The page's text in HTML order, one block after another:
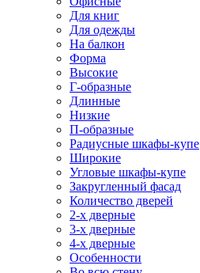
Для книг
Для одежды
На балкон
Форма
Высокие
Г-образные
Длинные
Низкие
П-образные
Радиусные шкафы-купе
Широкие
Угловые шкафы-купе
Закругленный фасад
Количество дверей
2-х дверные
3-х дверные
4-х дверные
Особенности